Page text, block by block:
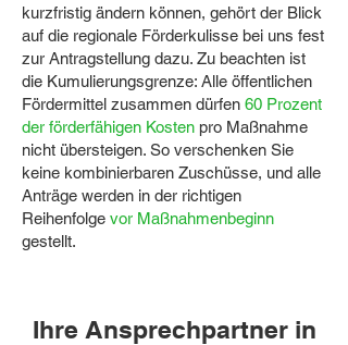
kurzfristig ändern können, gehört der Blick
auf die regionale Förderkulisse bei uns fest
zur Antragstellung dazu. Zu beachten ist
die Kumulierungsgrenze: Alle öffentlichen
Fördermittel zusammen dürfen 60 Prozent
der förderfähigen Kosten pro Maßnahme
nicht übersteigen. So verschenken Sie
keine kombinierbaren Zuschüsse, und alle
Anträge werden in der richtigen
Reihenfolge vor Maßnahmenbeginn
gestellt.
Ihre Ansprechpartner in